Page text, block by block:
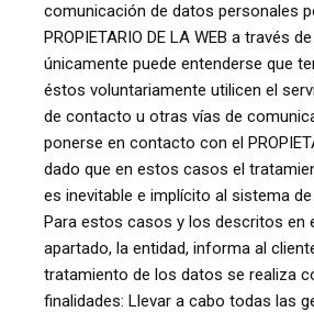
comunicación de datos personales
PROPIETARIO DE LA WEB a través
únicamente puede entenderse que
éstos voluntariamente utilicen el
de contacto u otras vías de
ponerse en contacto con el
dado que en estos casos el
es inevitable e implícito al sistema
Para estos casos y los descritos en
apartado, la entidad, informa al
tratamiento de los datos se realiza
finalidades: Llevar a cabo todas las